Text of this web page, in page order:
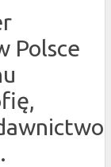
Polsce